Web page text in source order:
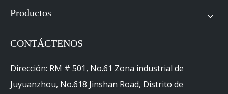
Productos
CONTÁCTENOS
Dirección: RM # 501, No.61 Zona industrial de
Juyuanzhou, No.618 Jinshan Road, Distrito de